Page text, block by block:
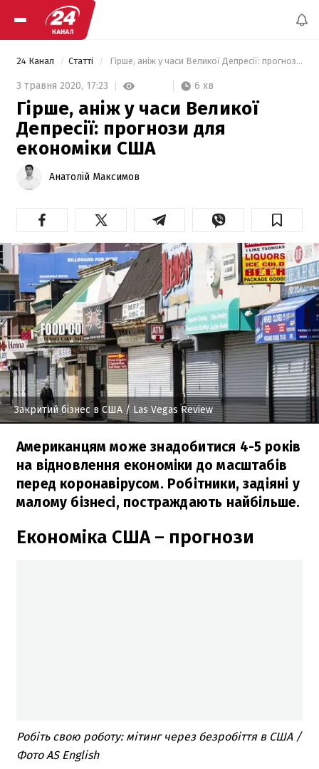
24 Канал Статті Гірше, аніж у часи Великої Депресії: прогнози для економіки США
3 травня 2020, 17:23 6 хв
Гірше, аніж у часи Великої
Депресії: прогнози для
економіки США
Анатолій Максимов
Закритий бізнес в США/ Las Vegas Review
Американцям може знадобитися 4-5 років
на відновлення економіки до масштабів
перед коронавірусом. Робітники, задіяні у
малому бізнесі, постраждають найбільше.
Економіка США – прогнози
Робіть свою роботу: мітинг через безробіття в США /
Фото AS English